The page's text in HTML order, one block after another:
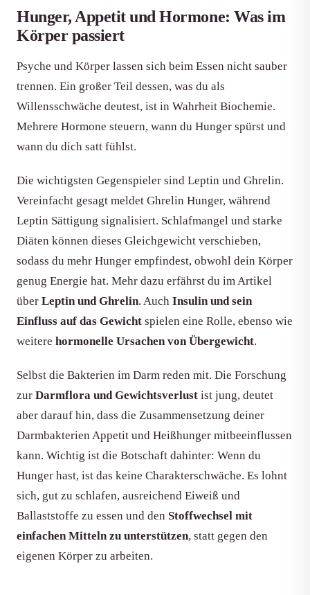
Hunger, Appetit und Hormone: Was im
Körper passiert
Psyche und Körper lassen sich beim Essen nicht sauber
trennen. Ein großer Teil dessen, was du als
Willensschwäche deutest, ist in Wahrheit Biochemie.
Mehrere Hormone steuern, wann du Hunger spürst und
wann du dich satt fühlst.
Die wichtigsten Gegenspieler sind Leptin und Ghrelin.
Vereinfacht gesagt meldet Ghrelin Hunger, während
Leptin Sättigung signalisiert. Schlafmangel und starke
Diäten können dieses Gleichgewicht verschieben,
sodass du mehr Hunger empfindest, obwohl dein Körper
genug Energie hat. Mehr dazu erfährst du im Artikel
über Leptin und Ghrelin. Auch Insulin und sein
Einfluss auf das Gewicht spielen eine Rolle, ebenso wie
weitere hormonelle Ursachen von Übergewicht.
Selbst die Bakterien im Darm reden mit. Die Forschung
zur Darmflora und Gewichtsverlust ist jung, deutet
aber darauf hin, dass die Zusammensetzung deiner
Darmbakterien Appetit und Heißhunger mitbeeinflussen
kann. Wichtig ist die Botschaft dahinter: Wenn du
Hunger hast, ist das keine Charakterschwäche. Es lohnt
sich, gut zu schlafen, ausreichend Eiweiß und
Ballaststoffe zu essen und den Stoffwechsel mit
einfachen Mitteln zu unterstützen, statt gegen den
eigenen Körper zu arbeiten.